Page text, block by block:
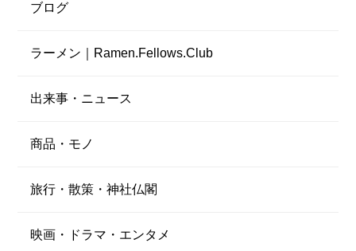
ブログ
ラーメン｜Ramen.Fellows.Club
出来事・ニュース
商品・モノ
旅行・散策・神社仏閣
映画・ドラマ・エンタメ